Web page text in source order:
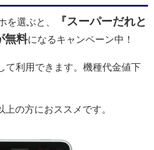
を選ぶと、
『スーパーだれと
無料になるキャンペーン中！
て利用できます。機種代金値下
の方におススメです。